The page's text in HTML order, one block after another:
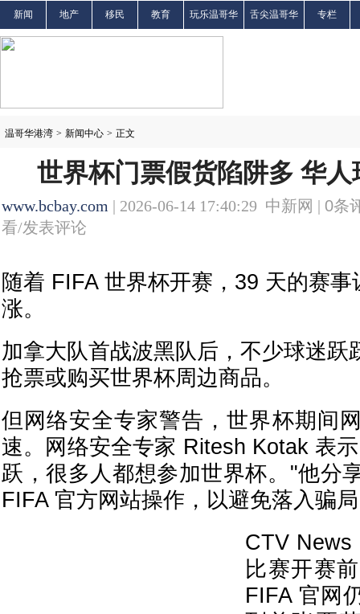
新闻 地产 移民 教育 玩乐温哥华 舌尖温哥华 专栏
温哥华港湾 > 新闻中心 > 正文
世界杯门票假货陷阱多 华
www.bcbay.com | 2026-06-14 17:40:29 中新网 | 0条
看/发表评论
随着 FIFA 世界杯开赛，39 天的赛
涨。
加拿大队首战波黑队后，不少球迷跃
抢票或购买世界杯周边商品。
但网络安全专家警告，世界杯期间
速。网络安全专家 Ritesh Kotak 表
跃，很多人都想参加世界杯。"他分
FIFA 官方网站操作，以避免落入骗
CTV
比赛开赛
FIFA 官网